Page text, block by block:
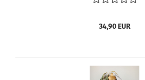
34,90 EUR